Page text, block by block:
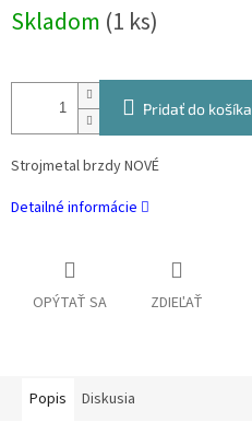
cena:
Skladom (1 ks)
Pridať do košíka
Strojmetal brzdy NOVÉ
Detailné informácie
OPÝTAŤ SA ZDIEĽAŤ
Popis Diskusia